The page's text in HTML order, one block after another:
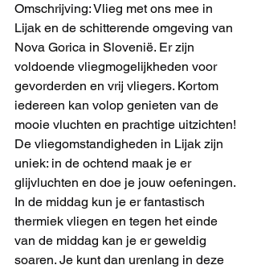
Omschrijving: Vlieg met ons mee in
Lijak en de schitterende omgeving van
Nova Gorica in Slovenië. Er zijn
voldoende vliegmogelijkheden voor
gevorderden en vrij vliegers. Kortom
iedereen kan volop genieten van de
mooie vluchten en prachtige uitzichten!
De vliegomstandigheden in Lijak zijn
uniek: in de ochtend maak je er
glijvluchten en doe je jouw oefeningen.
In de middag kun je er fantastisch
thermiek vliegen en tegen het einde
van de middag kan je er geweldig
soaren. Je kunt dan urenlang in deze